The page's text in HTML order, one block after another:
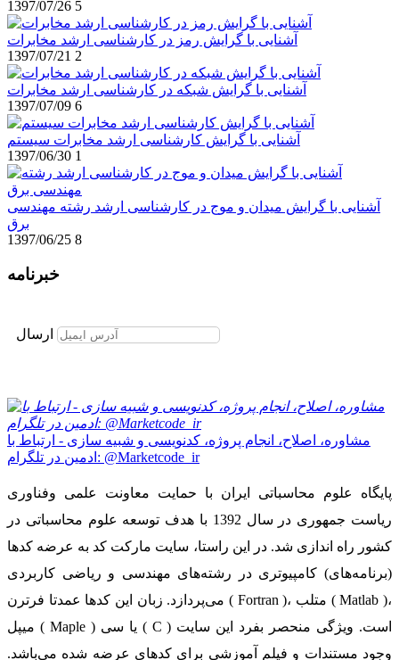
1397/07/26 5
آشنایی با گرایش رمز در کارشناسی ارشد مخابرات
1397/07/21 2
آشنایی با گرایش شبکه در کارشناسی ارشد مخابرات
1397/07/09 6
آشنایی با گرایش کارشناسی ارشد مخابرات سیستم
1397/06/30 1
آشنایی با گرایش میدان و موج در کارشناسی ارشد رشته مهندسی
برق
1397/06/25 8
خبرنامه
ارسال
مشاوره، اصلاح، انجام پروژه، کدنویسی و شبیه سازی - ارتباط با
ادمین در تلگرام: @Marketcode_ir
پایگاه علوم محاسباتی ایران با حمایت معاونت علمی وفناوری
ریاست جمهوری در سال 1392 با هدف توسعه علوم محاسباتی در
کشور راه اندازی شد. در این راستا، سایت مارکت کد به عرضه کدها
(برنامه‌های) کامپیوتری در رشته‌های مهندسی و ریاضی کاربردی
می‌پردازد. زبان این کدها عمدتا فرترن ( Fortran )، متلب ( Matlab )،
میپل ( Maple ) یا سی ( C ) است. ویژگی منحصر بفرد این سایت
وجود مستندات و فیلم آموزشی برای کدهای عرضه شده می‌باشد.